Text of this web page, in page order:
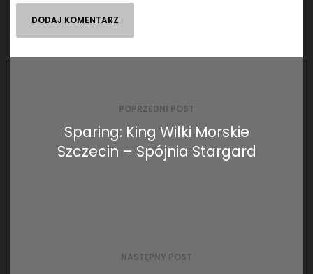
POPRZEDNI POST
Sparing: King Wilki Morskie
Szczecin – Spójnia Stargard
NASTĘPNY POST